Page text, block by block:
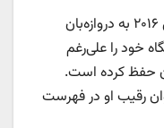
این در حالی است که بیرانوند از سال ۲۰۱۶ به دروازه‌بان
خود را علی‌رغم
حفظ کرده است.
رقیب او در فهرست